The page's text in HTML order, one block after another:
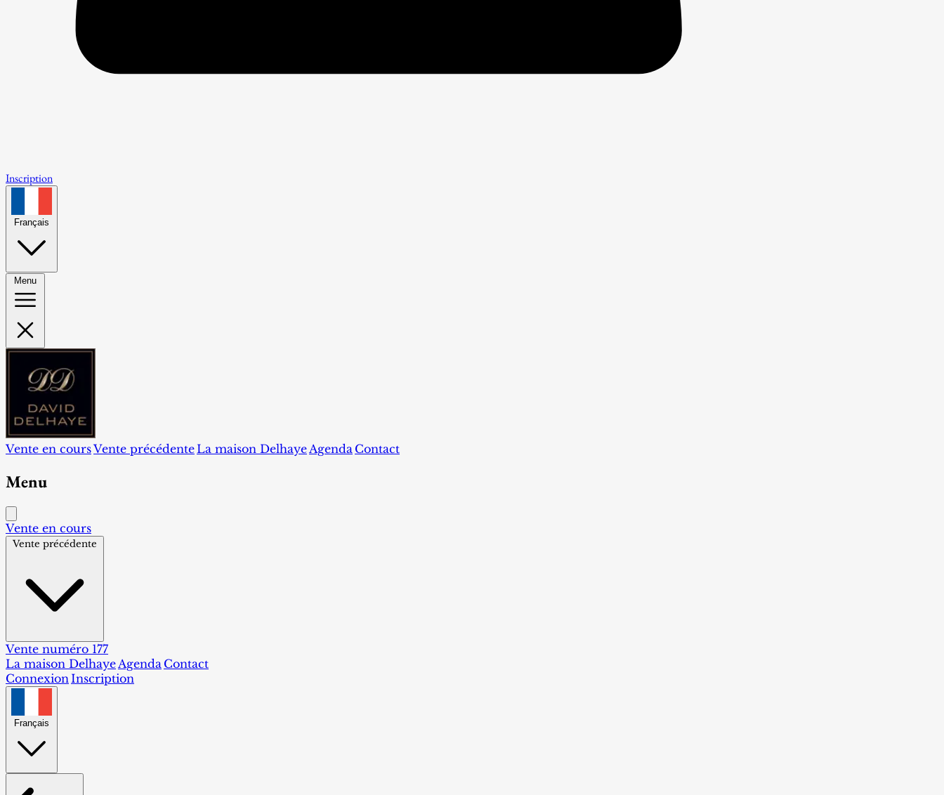
Inscription
Français
Menu
Vente en coursVente précédente La maison Delhaye Agenda Contact
Menu
Vente en cours
Vente précédente
Vente numéro 177
La maison DelhayeAgenda Contact
ConnexionInscription
Français